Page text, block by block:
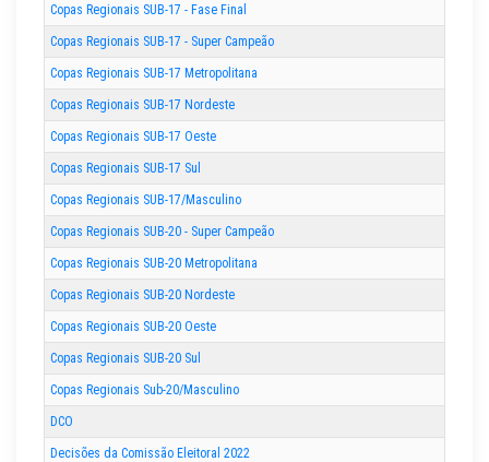
Copas Regionais SUB-17 - Fase Final
Copas Regionais SUB-17 - Super Campeão
Copas Regionais SUB-17 Metropolitana
Copas Regionais SUB-17 Nordeste
Copas Regionais SUB-17 Oeste
Copas Regionais SUB-17 Sul
Copas Regionais SUB-17/Masculino
Copas Regionais SUB-20 - Super Campeão
Copas Regionais SUB-20 Metropolitana
Copas Regionais SUB-20 Nordeste
Copas Regionais SUB-20 Oeste
Copas Regionais SUB-20 Sul
Copas Regionais Sub-20/Masculino
DCO
Decisões da Comissão Eleitoral 2022